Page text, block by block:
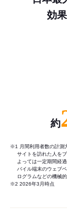
効
約
※1 月間利用者数の計測
サイトを訪れた人を
よっては一定期間経
バイル端末のウェブ
ログラムなどの機械
※2 2026年3月時点